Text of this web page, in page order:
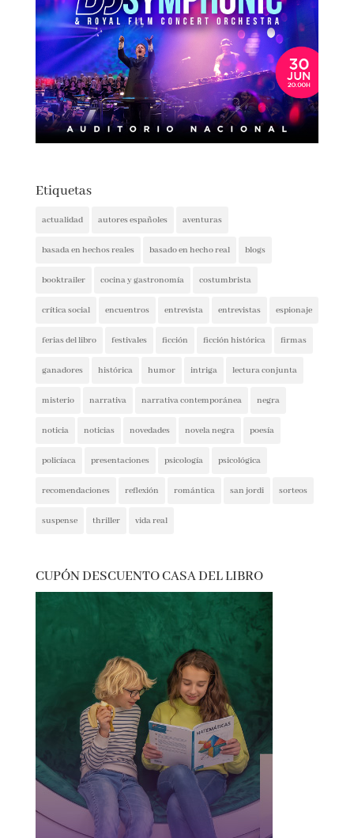
Etiquetas
actualidad autores españoles aventuras
basada en hechos reales basado en hecho real blogs
booktrailer cocina y gastronomía costumbrista
crítica social encuentros entrevista entrevistas espionaje
ferias del libro festivales ficción ficción histórica firmas
ganadores histórica humor intriga lectura conjunta
misterio narrativa narrativa contemporánea negra
noticia noticias novedades novela negra poesía
policíaca presentaciones psicología psicológica
recomendaciones reflexión romántica san jordi sorteos
suspense thriller vida real
CUPÓN DESCUENTO CASA DEL LIBRO